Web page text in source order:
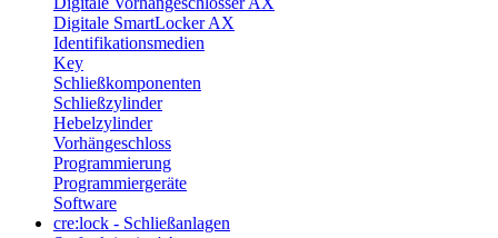
Digitale SmartLocker AX
Identifikationsmedien
Key
Schließkomponenten
Schließzylinder
Hebelzylinder
Vorhängeschloss
Programmierung
Programmiergeräte
Software
cre:lock - Schließanlagen